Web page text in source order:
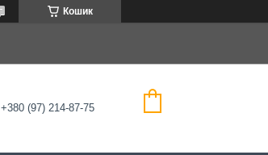
Кошик
+380 (97) 214-87-75